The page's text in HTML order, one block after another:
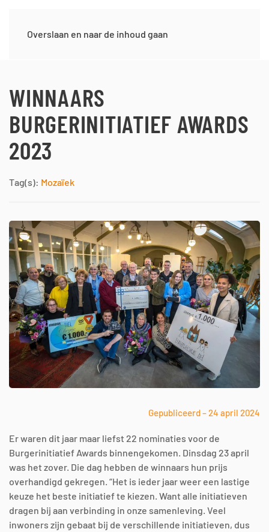
Overslaan en naar de inhoud gaan
WINNAARS
BURGERINITIATIEF AWARDS
2023
Tag(s): Mozaïek
Gepubliceerd – 24 april 2024
Er waren dit jaar maar liefst 22 nominaties voor de
Burgerinitiatief Awards binnengekomen. Dinsdag 23 april
was het zover. Die dag hebben de winnaars hun prijs
overhandigd gekregen. “Het is ieder jaar weer een lastige
keuze het beste initiatief te kiezen. Want alle initiatieven
dragen bij aan verbinding in onze samenleving. Veel
inwoners zijn gebaat bij de verschillende initiatieven, dus